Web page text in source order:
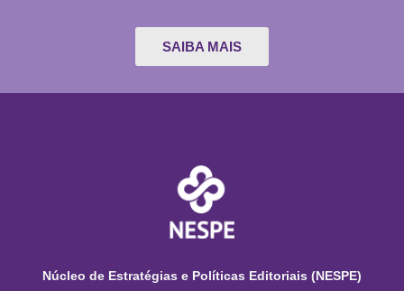
SAIBA MAIS
Núcleo de Estratégias e Políticas Editoriais (NESPE)